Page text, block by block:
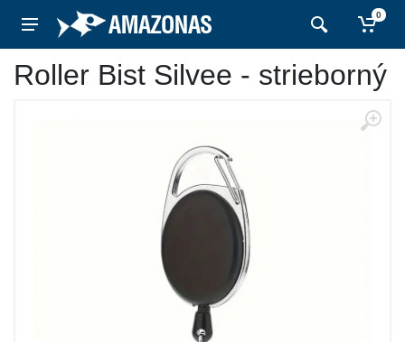
0
Roller Bist Silvee - strieborný